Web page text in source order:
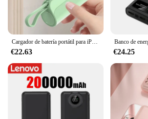
€22.63 €24.25